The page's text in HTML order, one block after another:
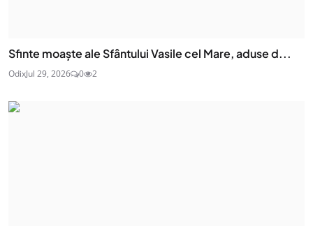
Sfinte moaşte ale Sfântului Vasile cel Mare, aduse d...
OdixJul 29, 2026 0 2